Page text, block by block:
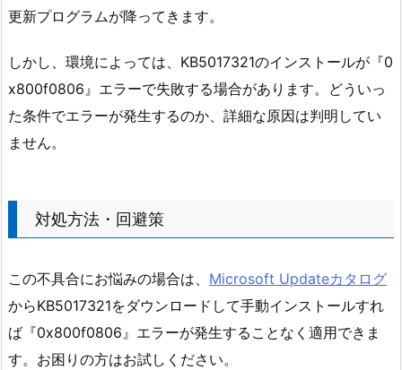
更新プログラムが降ってきます。
しかし、環境によっては、KB5017321のインストールが『0
x800f0806』エラーで失敗する場合があります。どういっ
た条件でエラーが発生するのか、詳細な原因は判明してい
ません。
対処方法・回避策
この不具合にお悩みの場合は、 Microsoft Updateカタログ
からKB5017321をダウンロードして手動インストールすれ
ば『0x800f0806』エラーが発生することなく適用できま
す。お困りの方はお試しください。